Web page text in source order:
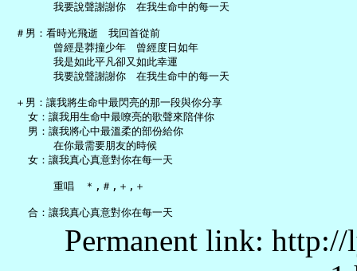
       我要說聲謝謝你　在我生命中的每一天
＃男：看時光飛逝　我回首從前
       曾經是莽撞少年　曾經度日如年
       我是如此平凡卻又如此幸運
       我要說聲謝謝你　在我生命中的每一天
＋男：讓我將生命中最閃亮的那一段與你分享
   女：讓我用生命中最嘹亮的歌聲來陪伴你
   男：讓我將心中最溫柔的部份給你
       在你最需要朋友的時候
   女：讓我真心真意對你在每一天
       重唱　＊,＃,＋,＋
Permanent link: